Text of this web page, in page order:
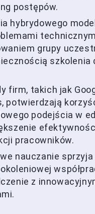
postępów.
hybrydowego
grupy
szkolenia
firm, takich jak
potwierdzają
podejścia w
pracowników.
nauczanie sprzyja
z